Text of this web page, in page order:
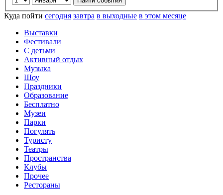
Куда пойти сегодня завтра в выходные в этом месяце
Выставки
Фестивали
С детьми
Активный отдых
Музыка
Шоу
Праздники
Образование
Бесплатно
Музеи
Парки
Погулять
Туристу
Театры
Пространства
Клубы
Прочее
Рестораны